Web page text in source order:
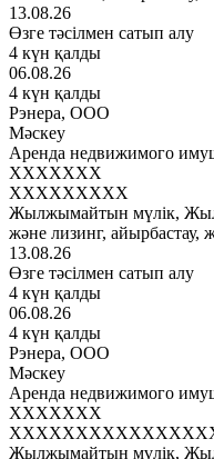
13.08.26
Өзге тәсілмен сатып алу
4 күн қалды
06.08.26
4 күн қалды
Рэнера, ООО
Мәскеу
Аренда недвижимого
XXXXXXX
XXXXXXXXX
Жылжымайтын мүлік,
және лизинг, айырбастау,
13.08.26
Өзге тәсілмен сатып алу
4 күн қалды
06.08.26
4 күн қалды
Рэнера, ООО
Мәскеу
Аренда недвижимого
XXXXXXX
Жылжымайтын мүлік,